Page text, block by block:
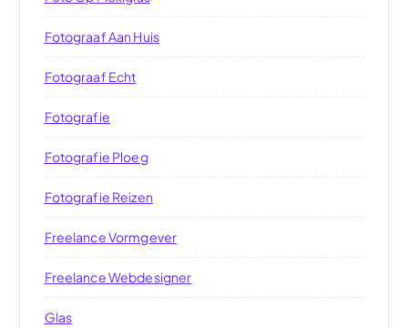
Fotograaf Aan Huis
Fotograaf Echt
Fotografie
Fotografie Ploeg
Fotografie Reizen
Freelance Vormgever
Freelance Webdesigner
Glas